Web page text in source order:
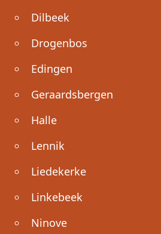
Dilbeek
Drogenbos
Edingen
Geraardsbergen
Halle
Lennik
Liedekerke
Linkebeek
Ninove